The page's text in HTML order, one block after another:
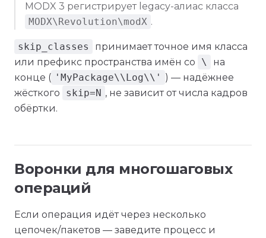
MODX 3 регистрирует legacy-алиас класса
MODX\Revolution\modX .
skip_classes
принимает точное имя класса
или префикс пространства имён со
\
на
конце ( 'MyPackage\\Log\\' ) — надёжнее
жёсткого
skip=N , не зависит от числа кадров
обёртки.
Воронки для многошаговых
операций
Если операция идёт через несколько
цепочек/пакетов — заведите процесс и